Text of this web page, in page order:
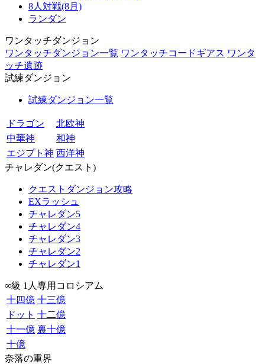
8人対戦(8月)
ランダン
ワンタッチダンジョン
ワンタッチダンジョン一覧 ワンタッチコードギアス ワンタ
ッチ遺跡
試練ダンジョン
試練ダンジョン一覧
ドラゴン
北欧神
中華神
和神
エジプト神 西洋神
チャレダン(クエスト)
クエストダンジョン攻略
EXラッシュ
チャレダン5
チャレダン4
チャレダン3
チャレダン2
チャレダン1
∞級 1人専用コロシアム
十四億 十三億
ドット 十二億
十一億 裏十億
十億
奈落の重界